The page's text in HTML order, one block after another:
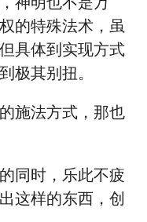
的特殊法术，虽
具体到实现方式
极其别扭。
施法方式，那也
同时，乐此不疲
这样的东西，创